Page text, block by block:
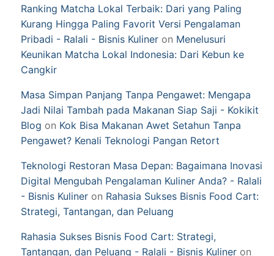
Ranking Matcha Lokal Terbaik: Dari yang Paling
Kurang Hingga Paling Favorit Versi Pengalaman
Pribadi - Ralali - Bisnis Kuliner on Menelusuri
Keunikan Matcha Lokal Indonesia: Dari Kebun ke
Cangkir
Masa Simpan Panjang Tanpa Pengawet: Mengapa
Jadi Nilai Tambah pada Makanan Siap Saji - Kokikit
Blog on Kok Bisa Makanan Awet Setahun Tanpa
Pengawet? Kenali Teknologi Pangan Retort
Teknologi Restoran Masa Depan: Bagaimana Inovasi
Digital Mengubah Pengalaman Kuliner Anda? - Ralali
- Bisnis Kuliner on Rahasia Sukses Bisnis Food Cart:
Strategi, Tantangan, dan Peluang
Rahasia Sukses Bisnis Food Cart: Strategi,
Tantangan, dan Peluang - Ralali - Bisnis Kuliner on